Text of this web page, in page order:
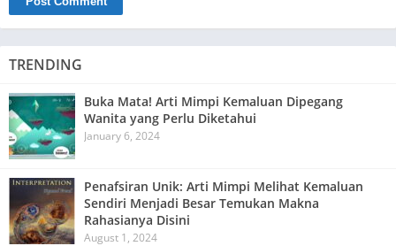
TRENDING
Buka Mata! Arti Mimpi Kemaluan Dipegang
Wanita yang Perlu Diketahui
January 6, 2024
Penafsiran Unik: Arti Mimpi Melihat Kemaluan
Sendiri Menjadi Besar Temukan Makna
Rahasianya Disini
August 1, 2024